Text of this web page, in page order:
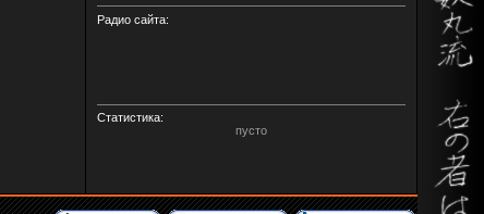
Радио сайта:
Статистика:
пусто